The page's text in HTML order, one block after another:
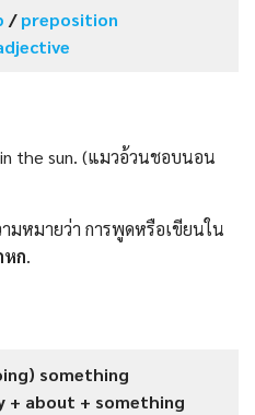
/preposition
in the sun. (แมวอ้วนชอบนอน
มหมายว่า การพูดหรือเขียนใน
หก.
something
+ about + something